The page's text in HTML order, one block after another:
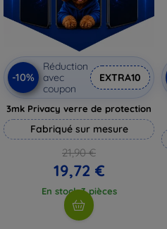
-10%
Réduction
avec
coupon
EXTRA10
3mk Privacy verre de protection
Fabriqué sur mesure
21,90 €
19,72 €
En stock 3 pièces